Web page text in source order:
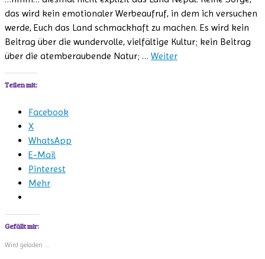
das wird kein emotionaler Werbeaufruf, in dem ich versuchen
werde, Euch das Land schmackhaft zu machen. Es wird kein
Beitrag über die wundervolle, vielfältige Kultur; kein Beitrag
über die atemberaubende Natur; … Weiter
Teilen mit:
Facebook
X
WhatsApp
E-Mail
Pinterest
Mehr
Gefällt mir:
Wird geladen …